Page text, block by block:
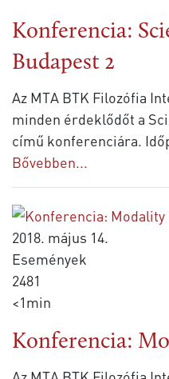
Konferencia:
Budapest 2
Az MTA BTK Filozófia
minden érdeklődőt a
című konferenciára.
Bővebben...
2018. május 14.
Események
2481
<1min
Konferencia: